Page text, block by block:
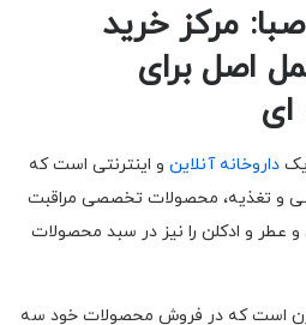
صبا: مرکز خرید
اصل برای
ای
داروخانه آنلاین و اینترنتی است که
و تغذیه، محصولات تخصصی مراقبت
و عطر و ادکلن را نیز در سبد محصولات
است که در فروش محصولات خود سه